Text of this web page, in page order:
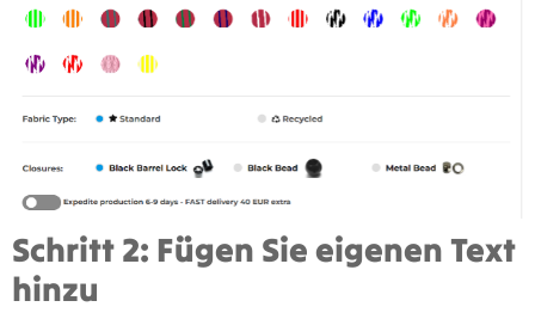
Schritt 2: Fügen Sie eigenen Text
hinzu